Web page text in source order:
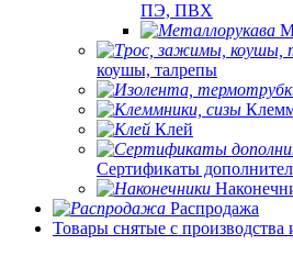
ПЭ, ПВХ
коушы, талрепы
Клей
Сертификаты
Распродажа
Товары снятые с производства